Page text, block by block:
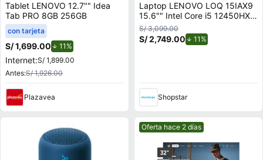
Tablet LENOVO 12.7"" Idea
Tab PRO 8GB 256GB
con tarjeta
S/ 1,699.00 11%
Internet:S/ 1,899.00
Antes:S/ 1,926.00
Plazavea
Laptop LENOVO LOQ 15IAX9
15.6"" Intel Core i5 12450HX
8GB 512GB SSD
S/ 3,099.00
S/ 2,749.00 11%
Shopstar
Mejor precio.
Oferta hace 2 días